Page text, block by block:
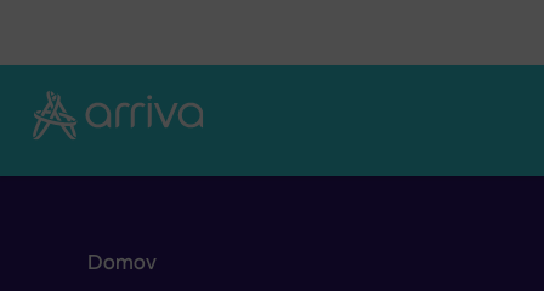
Domov
Spremembe na avtobusni liniji zaradi del pri Novi